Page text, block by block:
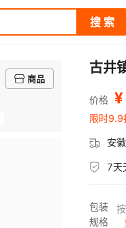
商品
古井
价格 ¥
限时9.9
安
7天
包装
规格
按